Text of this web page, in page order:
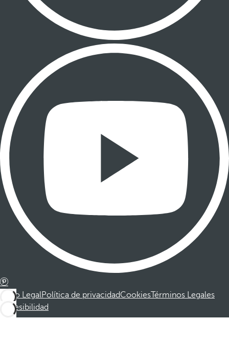
Aviso LegalPolítica de privacidadCookiesTérminos Legales
Accesibilidad